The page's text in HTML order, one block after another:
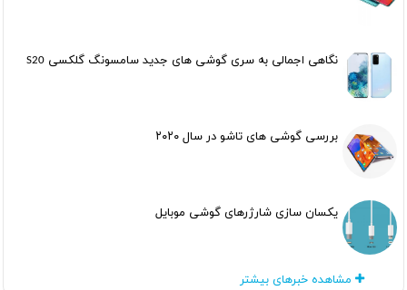
نگاهی اجمالی به سری گوشی های جدید سامسونگ گلکسی S20
بررسی گوشی های تاشو در سال ۲۰۲۰
یکسان سازی شارژرهای گوشی موبایل
مشاهده خبرهای بیشتر